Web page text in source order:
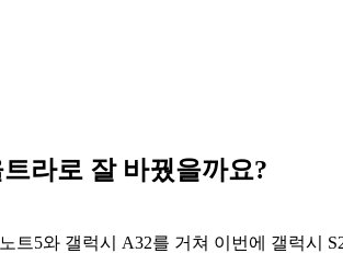
라로 잘 바꿨을까요?
트5와 갤럭시 A32를 거쳐 이번에 갤럭시